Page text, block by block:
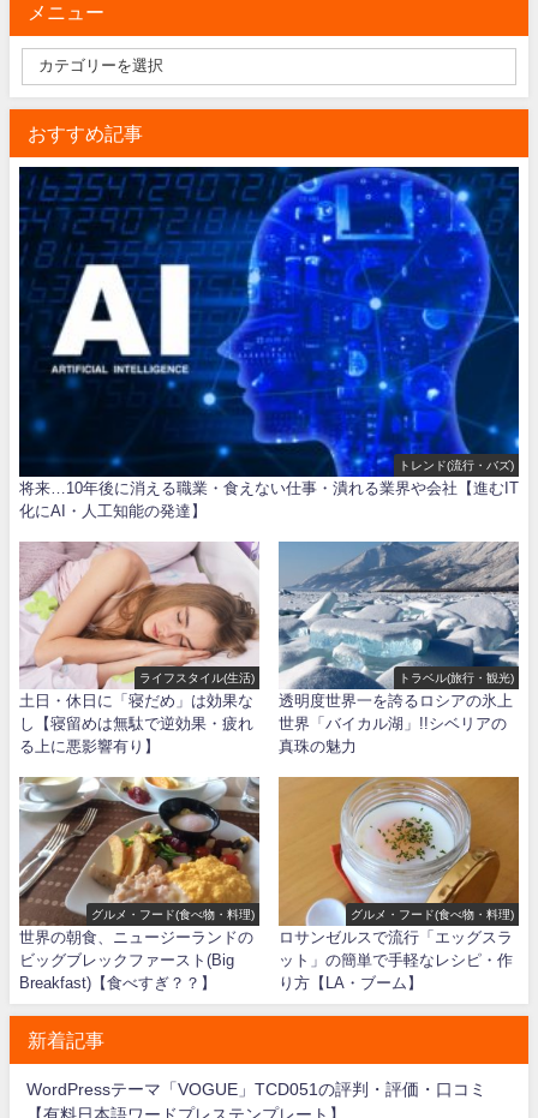
メニュー
おすすめ記事
トレンド(流行・バズ)
将来…10年後に消える職業・食えない仕事・潰れる業界や会社【進むIT
化にAI・人工知能の発達】
ライフスタイル(生活)
土日・休日に「寝だめ」は効果な
し【寝留めは無駄で逆効果・疲れ
る上に悪影響有り】
トラベル(旅行・観光)
透明度世界一を誇るロシアの氷上
世界「バイカル湖」!!シベリアの
真珠の魅力
グルメ・フード(食べ物・料理)
世界の朝食、ニュージーランドの
ビッグブレックファースト(Big
Breakfast)【食べすぎ？？】
グルメ・フード(食べ物・料理)
ロサンゼルスで流行「エッグスラ
ット」の簡単で手軽なレシピ・作
り方【LA・ブーム】
新着記事
WordPressテーマ「VOGUE」TCD051の評判・評価・口コミ